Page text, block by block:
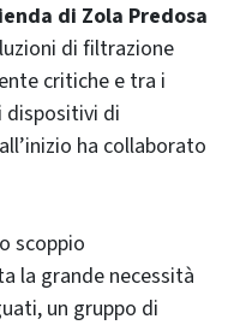
di Zola Predosa
di filtrazione
critiche e tra i
di
ha collaborato
scoppio
la grande necessità
un gruppo di